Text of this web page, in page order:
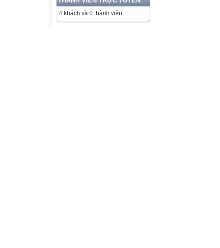
4 khách và 0 thành viên